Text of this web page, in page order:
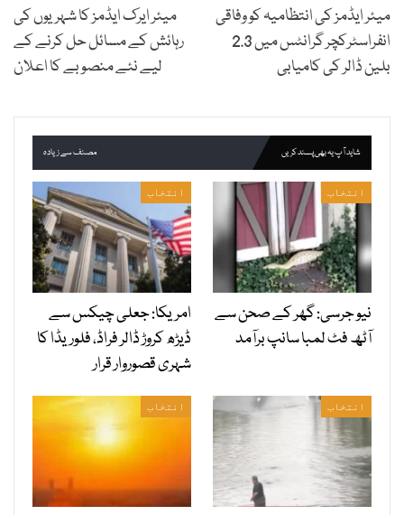
میئر ایڈمز کی انتظامیہ کو وفاقی
انفراسٹرکچر گرانٹس میں 2.3
بلین ڈالر کی کامیابی
میئر ایرک ایڈمز کا شہریوں کی
رہائش کے مسائل حل کرنے کے
لیے نئے منصوبے کا اعلان
شاید آپ یہ بھی پسند کریں مصنف سے زیادہ
انتخاب
نیو جرسی: گھر کے صحن سے
آٹھ فٹ لمبا سانپ برآمد
انتخاب
امریکا: جعلی چیکس سے
ڈیڑھ کروڑ ڈالر فراڈ، فلوریڈا کا
شہری قصوروار قرار
انتخاب انتخاب